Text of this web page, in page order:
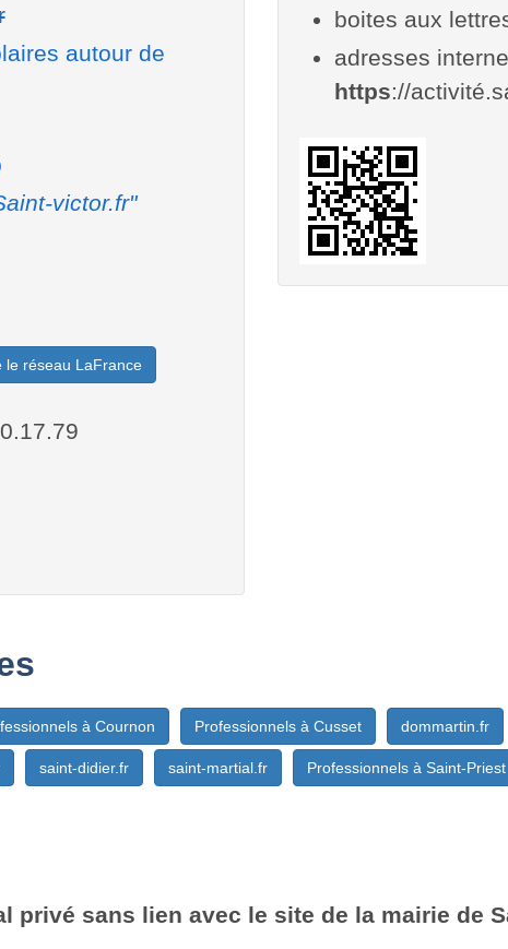
autour de
victor.fr"
le réseau LaFrance
boites aux
adresses
https://
à Cournon Professionnels à Cusset dommartin.fr
saint-didier.fr saint-martial.fr Professionnels à Saint-Priest
privé sans lien avec le site de la mairie de